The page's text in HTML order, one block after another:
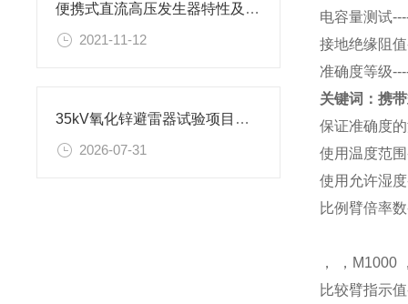
便携式直流高压发生器特性及技术参数
2021-11-12
35kV氧化锌避雷器试验项目及设备
2026-07-31
电容量测试
接地绝缘阻
准确度等级
关键词：携
保证准确度
使用温度范
使用允许湿
比例臂倍率
， ，M1000
比较臂指示